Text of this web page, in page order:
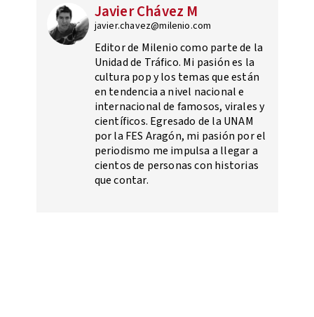
Javier Chávez M
javier.chavez@milenio.com
Editor de Milenio como parte de la
Unidad de Tráfico. Mi pasión es la
cultura pop y los temas que están
en tendencia a nivel nacional e
internacional de famosos, virales y
científicos. Egresado de la UNAM
por la FES Aragón, mi pasión por el
periodismo me impulsa a llegar a
cientos de personas con historias
que contar.